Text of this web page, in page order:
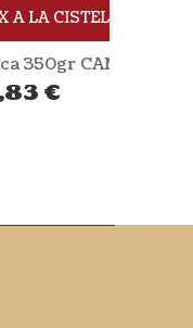
Olives hojiblanca 350gr CAMPOMAR